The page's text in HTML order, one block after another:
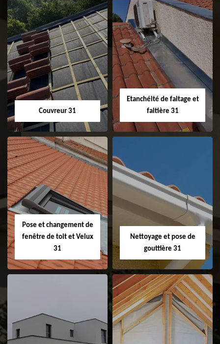
Couvreur 31
Couvreur 31
Etanchéité de faitage et
faitière 31
Etanchéité de
faitage et faitière
31
Pose et changement de
fenêtre de toit et Velux
31
Pose et
changement de
Nettoyage et pose de
gouttière 31
Nettoyage et pose